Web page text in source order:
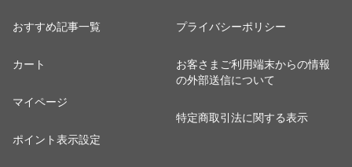
おすすめ記事一覧
カート
マイページ
ポイント表示設定
プライバシーポリシー
お客さまご利用端末からの情報
の外部送信について
特定商取引法に関する表示